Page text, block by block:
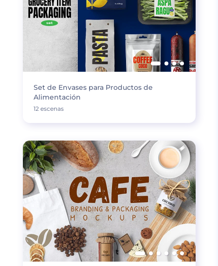
Set de Envases para Productos de
Alimentación
12 escenas